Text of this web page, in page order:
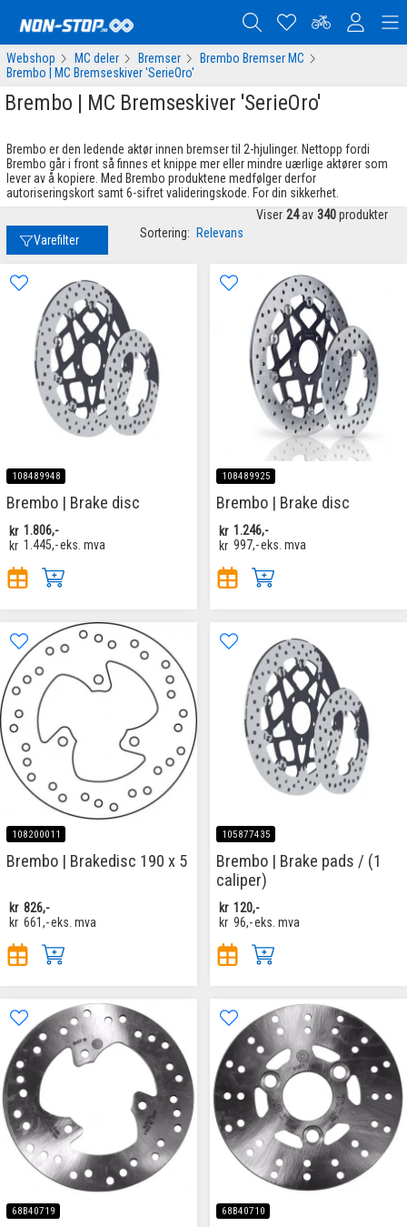
Webshop MC deler Bremser
Brembo Bremser MC
Brembo | MC Bremseskiver 'SerieOro'
Brembo | MC Bremseskiver 'SerieOro'
Brembo er den ledende aktør innen bremser til 2-hjulinger. Nettopp fordi
Brembo går i front så finnes et knippe mer eller mindre uærlige aktører som
lever av å kopiere. Med Brembo produktene medfølger derfor
autoriseringskort samt 6-sifret valideringskode. For din sikkerhet.
Varefilter Sortering: Relevans
Viser 24 av 340 produkter
108489948
Brembo | Brake disc
kr 1.806,-
kr 1.445,-eks. mva
108489925
Brembo | Brake disc
kr 1.246,-
kr 997,-eks. mva
108200011
Brembo | Brakedisc 190 x 5
kr 826,-
kr 661,-eks. mva
105877435
Brembo | Brake pads / (1
caliper)
kr 120,-
kr 96,-eks. mva
68B40719 68B40710